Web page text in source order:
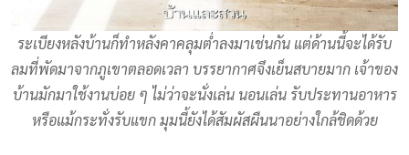
ระเบียงหลังบ้านก็ทำหลังคาคลุมต่ำลงมาเช่นกัน แต่ด้านนี้จะได้รับ
ลมที่พัดมาจากภูเขาตลอดเวลา บรรยากาศจึงเย็นสบายมาก เจ้าของ
บ้านมักมาใช้งานบ่อย ๆ ไม่ว่าจะนั่งเล่น นอนเล่น รับประทานอาหาร
หรือแม้กระทั่งรับแขก มุมนี้ยังได้สัมผัสผืนนาอย่างใกล้ชิดด้วย